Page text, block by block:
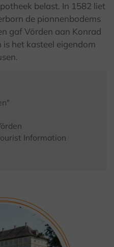
belast. In 1582 liet
de pionnenbodems
gaf Vörden aan Konrad
het kasteel eigendom
Information